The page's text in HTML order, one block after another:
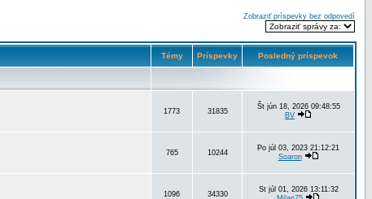
Zobraziť príspevky bez odpovedí
Témy Príspevky Posledný príspevok
1773 31835
Št jún 18, 2026 09:48:55
BV
765 10244
Po júl 03, 2023 21:12:21
Soaron
1096 34330
St júl 01, 2026 13:11:32